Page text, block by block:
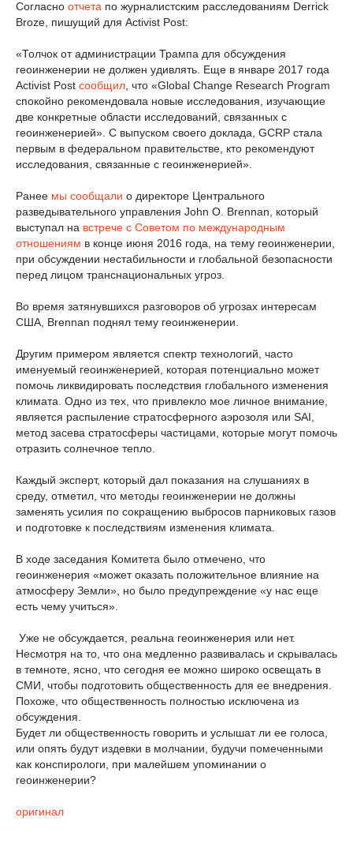
Согласно отчета по журналистским расследованиям Derrick
Broze, пишущий для Activist Post:
«Толчок от администрации Трампа для обсуждения
геоинженерии не должен удивлять. Еще в январе 2017 года
Activist Post сообщил , что «Global Change Research Program
спокойно рекомендовала новые исследования, изучающие
две конкретные области исследований, связанных с
геоинженерией». С выпуском своего доклада, GCRP стала
первым в федеральном правительстве, кто рекомендуют
исследования, связанные с геоинженерией».
Ранее мы сообщали о директоре Центрального
разведывательного управления John O. Brennan, который
выступал на встрече с Советом по международным
отношениям в конце июня 2016 года, на тему геоинженерии,
при обсуждении нестабильности и глобальной безопасности
перед лицом транснациональных угроз.
Во время затянувшихся разговоров об угрозах интересам
США, Brennan поднял тему геоинженерии.
Другим примером является спектр технологий, часто
именуемый геоинженерией, которая потенциально может
помочь ликвидировать последствия глобального изменения
климата. Одно из тех, что привлекло мое личное внимание,
является распыление стратосферного аэрозоля или SAI,
метод засева стратосферы частицами, которые могут помочь
отразить солнечное тепло.
Каждый эксперт, который дал показания на слушаниях в
среду, отметил, что методы геоинженерии не должны
заменять усилия по сокращению выбросов парниковых газов
и подготовке к последствиям изменения климата.
В ходе заседания Комитета было отмечено, что
геоинженерия «может оказать положительное влияние на
атмосферу Земли», но было предупреждение «у нас еще
есть чему учиться».
Уже не обсуждается, реальна геоинженерия или нет.
Несмотря на то, что она медленно развивалась и скрывалась
в темноте, ясно, что сегодня ее можно широко освещать в
СМИ, чтобы подготовить общественность для ее внедрения.
Похоже, что общественность полностью исключена из
обсуждения.
Будет ли общественность говорить и услышат ли ее голоса,
или опять будут издевки в молчании, будучи помеченными
как конспирологи, при малейшем упоминании о
геоинженерии?
оригинал